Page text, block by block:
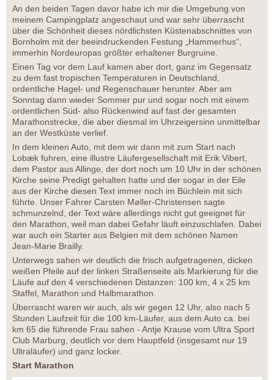
An den beiden Tagen davor habe ich mir die Umgebung von
meinem Campingplatz angeschaut und war sehr überrascht
über die Schönheit dieses nördlichsten Küstenabschnittes von
Bornholm mit der beeindruckenden Festung „Hammerhus“,
immerhin Nordeuropas größter erhaltener Burgruine.
Einen Tag vor dem Lauf kamen aber dort, ganz im Gegensatz
zu dem fast tropischen Temperaturen in Deutschland,
ordentliche Hagel- und Regenschauer herunter. Aber am
Sonntag dann wieder Sommer pur und sogar noch mit einem
ordentlichen Süd- also Rückenwind auf fast der gesamten
Marathonstrecke, die aber diesmal im Uhrzeigersinn unmittelbar
an der Westküste verlief.
In dem kleinen Auto, mit dem wir dann mit zum Start nach
Lobæk fuhren, eine illustre Läufergesellschaft mit Erik Vibert,
dem Pastor aus Allinge, der dort noch um 10 Uhr in der schönen
Kirche seine Predigt gehalten hatte und der sogar in der Eile
aus der Kirche diesen Text immer noch im Büchlein mit sich
führte. Unser Fahrer Carsten Møller-Christensen sagte
schmunzelnd, der Text wäre allerdings nicht gut geeignet für
den Marathon, weil man dabei Gefahr läuft einzuschlafen. Dabei
war auch ein Starter aus Belgien mit dem schönen Namen
Jean-Marie Brailly.
Unterwegs sahen wir deutlich die frisch aufgetragenen, dicken
weißen Pfeile auf der linken Straßenseite als Markierung für die
Läufe auf den 4 verschiedenen Distanzen: 100 km, 4 x 25 km
Staffel, Marathon und Halbmarathon.
Überrascht waren wir auch, als wir gegen 12 Uhr, also nach 5
Stunden Laufzeit für die 100 km-Läufer, aus dem Auto ca. bei
km 65 die führende Frau sahen - Antje Krause vom Ultra Sport
Club Marburg, deutlich vor dem Hauptfeld (insgesamt nur 19
Ultraläufer) und ganz locker.
Start Marathon